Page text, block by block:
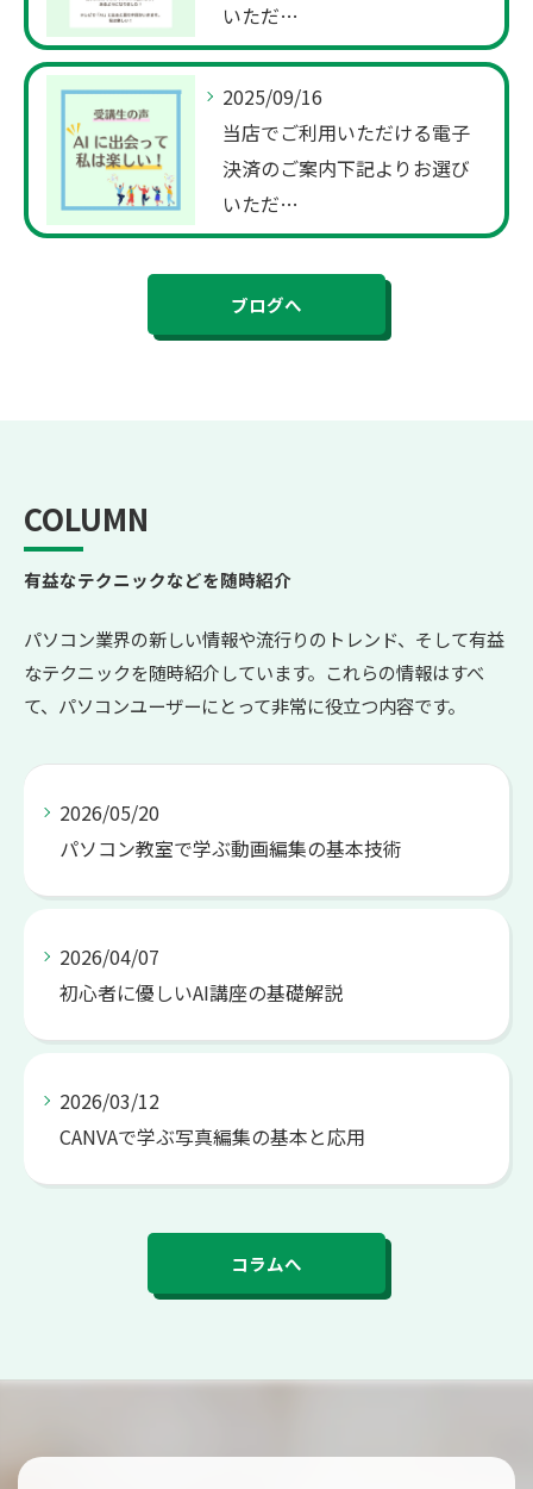
いただ…
2025/09/16
当店でご利用いただける電子
決済のご案内下記よりお選び
いただ…
ブログへ
COLUMN
有益なテクニックなどを随時紹介
パソコン業界の新しい情報や流行りのトレンド、そして有益
なテクニックを随時紹介しています。これらの情報はすべ
て、パソコンユーザーにとって非常に役立つ内容です。
2026/05/20
パソコン教室で学ぶ動画編集の基本技術
2026/04/07
初心者に優しいAI講座の基礎解説
2026/03/12
CANVAで学ぶ写真編集の基本と応用
コラムへ